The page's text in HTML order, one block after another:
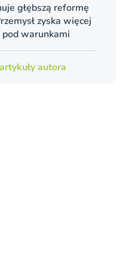
głębszą reformę
zyska więcej
pod warunkami
autora